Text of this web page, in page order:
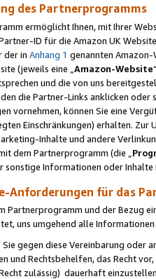
des Partnerprogramms
ermöglicht Ihnen, mit Ihrer
ID für die Amazon UK
der in Anhang 1 genannten
(jeweils eine „ Amazon-Website
und die von uns
die Partner-Links anklicken
vornehmen, können Sie eine
Einschränkungen) erhalten. Zur
Inhalte und andere
dem Partnerprogramm (die „
sonstige Informationen oder
Anforderungen für das
Partnerprogramm und der Bezug
uns umgehend alle
Sie gegen diese Vereinbarung
und Rechtsbehelfen, das Recht
zulässig) dauerhaft